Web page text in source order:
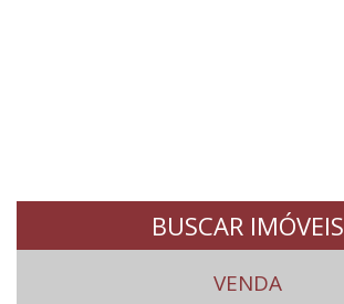
BUSCAR IMÓVEIS
VENDA